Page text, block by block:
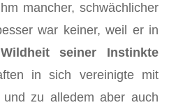
mancher, schwächlicher
war keiner, weil er in
seiner Instinkte
in sich vereinigte mit
zu alledem aber auch